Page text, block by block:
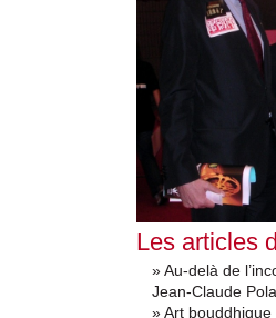
Les articles
» Au-delà de
Jean-Claude
» Art bouddhique